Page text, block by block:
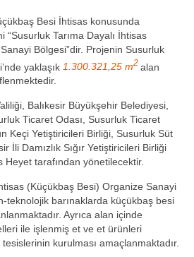
Besi İhtisas konusunda
“Susurluk Tarıma Dayalı İhtisas
Bölgesi”dir. Projenin Susurluk
yaklaşık 1.300.321,25 m2 alan
Balıkesir Büyükşehir Belediyesi,
Ticaret Odası, Susurluk Ticaret
Keçi Yetiştiricileri Birliği, Susurluk Süt
İli Damızlık Sığır Yetiştiricileri Birliği
Heyet tarafından yönetilecektir.
(Küçükbaş Besi) Organize Sanayi
teknolojik barınaklarda küçükbaş besi
Ayrıca alan içinde
ile işlenmiş et ve et ürünleri
kurulması amaçlanmaktadır.